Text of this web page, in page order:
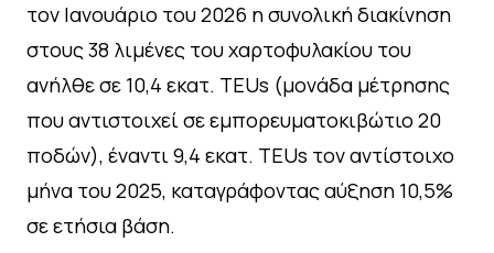
τον Ιανουάριο του 2026 η συνολική διακίνηση
στους 38 λιμένες του χαρτοφυλακίου του
ανήλθε σε 10,4 εκατ. TEUs (μονάδα μέτρησης
που αντιστοιχεί σε εμπορευματοκιβώτιο 20
ποδών), έναντι 9,4 εκατ. TEUs τον αντίστοιχο
μήνα του 2025, καταγράφοντας αύξηση 10,5%
σε ετήσια βάση.